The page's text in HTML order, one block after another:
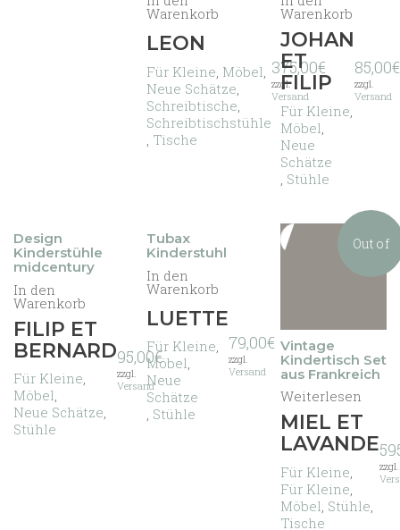
Warenkorb
LEON
Für Kleine Möbel
Neue Schätze
Schreibtische
Schreibtischstühle
Tische
375,00€
zzgl.
Versand
Warenkorb
JOHAN
ET
FILIP
Für Kleine
Möbel
Neue
Schätze
Stühle
85,00€
zzgl.
Versand
Design
Kinderstühle
midcentury
In den
Warenkorb
FILIP ET
BERNARD
Für Kleine,
Möbel,
Neue Schätze,
Stühle
95,00€
zzgl.
Versand
Tubax
Kinderstuhl
In den
Warenkorb
LUETTE
Für Kleine,
Möbel,
Neue
Schätze
, Stühle
79,00€
zzgl.
Versand
Out of
Vintage
Kindertisch Set
aus Frankreich
Weiterlesen
MIEL ET
LAVANDE
Für Kleine
Für Kleine
Möbel Stühle
Tische
zzgl.